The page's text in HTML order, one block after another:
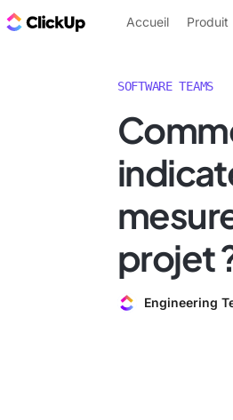
ClickUp Blog
Accueil Produit
SOFTWARE TEAMS
projet
Engineering